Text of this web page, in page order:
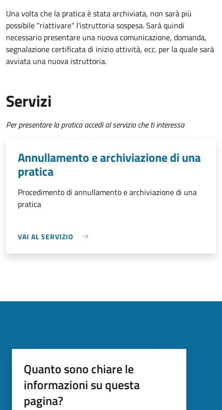
Una volta che la pratica è stata archiviata, non sarà più
possibile "riattivare" l'istruttoria sospesa. Sarà quindi
necessario presentare una nuova comunicazione, domanda,
segnalazione certificata di inizio attività, ecc. per la quale sarà
avviata una nuova istruttoria.
Servizi
Per presentare la pratica accedi al servizio che ti interessa
Annullamento e archiviazione di una
pratica
Procedimento di annullamento e archiviazione di una
pratica
VAI AL SERVIZIO
Quanto sono chiare le
informazioni su questa
pagina?